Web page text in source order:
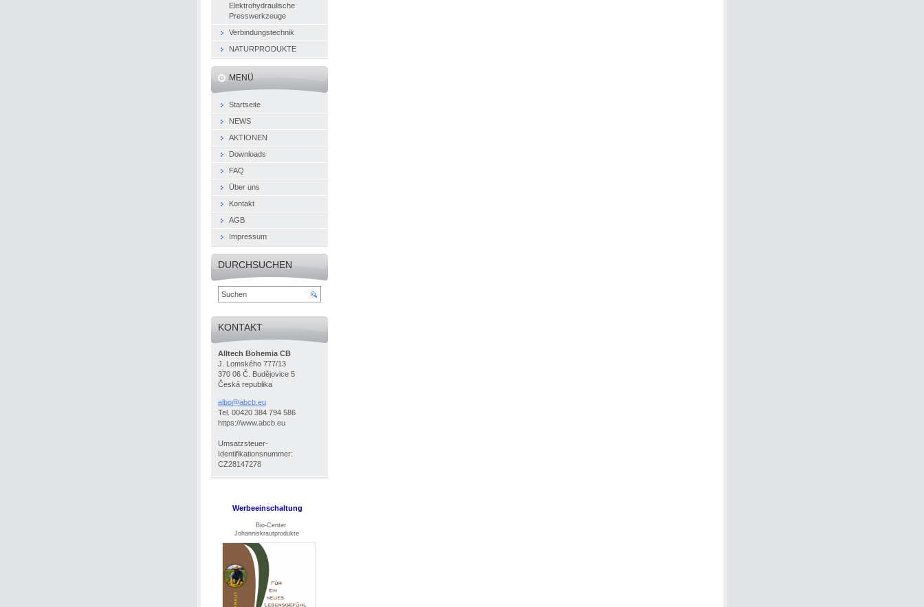
Elektrohydraulische
Presswerkzeuge
Verbindungstechnik
NATURPRODUKTE
MENÜ
Startseite
NEWS
AKTIONEN
Downloads
FAQ
Über uns
Kontakt
AGB
Impressum
DURCHSUCHEN
KONTAKT
Alltech Bohemia CB
J. Lomského 777/13
370 06 Č. Budějovice 5
Česká republika
albo@abcb.eu
Tel. 00420 384 794 586
https://www.abcb.eu
Umsatzsteuer-
Identifikationsnummer:
CZ28147278
Werbeeinschaltung
Bio-Center
Johanniskrautprodukte